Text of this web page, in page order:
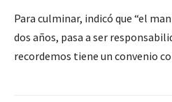
Para culminar, indicó que “el
dos años, pasa a ser
recordemos tiene un convenio